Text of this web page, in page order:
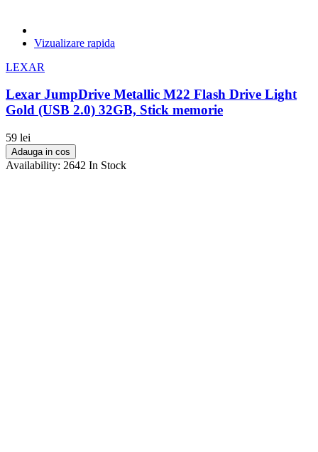
Vizualizare rapida
LEXAR
Lexar JumpDrive Metallic M22 Flash Drive Light
Gold (USB 2.0) 32GB, Stick memorie
59 lei
Adauga in cos
Availability: 2642 In Stock